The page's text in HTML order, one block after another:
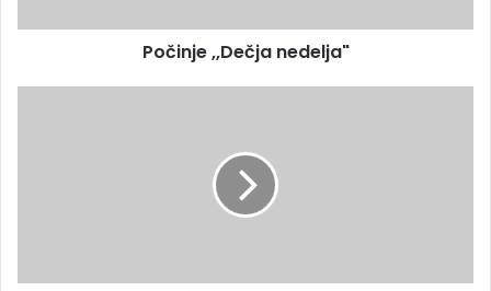
Počinje ,,Dečja nedelja"